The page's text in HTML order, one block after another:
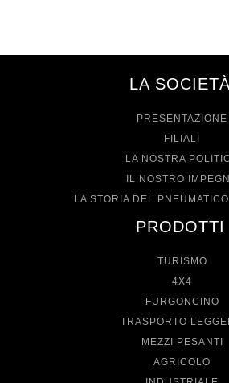
LA SOCIETÀ
PRESENTAZIONE
FILIALI
LA NOSTRA
IL NOSTRO
LA STORIA DEL
PRODOTTI
TURISMO
4X4
FURGONCINO
TRASPORTO
MEZZI PESANTI
AGRICOLO